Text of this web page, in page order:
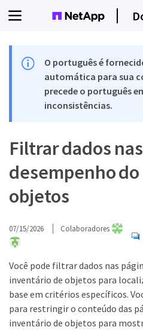
O português é
automática para sua
precede o português
inconsistências.
Filtrar dados
desempenho
objetos
07/15/2026 Colaboradores
Você pode filtrar dados nas
inventário de objetos para
base em critérios específicos.
para restringir o conteúdo das
inventário de objetos para